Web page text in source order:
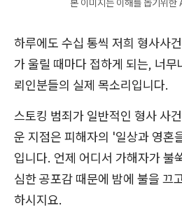
본 이미지는 이해를 돕기위한
하루에도 수십 통씩 저희 형사사
가 울릴 때마다 접하게 되는, 너무
뢰인분들의 실제 목소리입니다.
스토킹 범죄가 일반적인 형사 사
운 지점은 피해자의 '일상과 영혼
입니다. 언제 어디서 가해자가 불
심한 공포감 때문에 밤에 불을 끄
하시지요.